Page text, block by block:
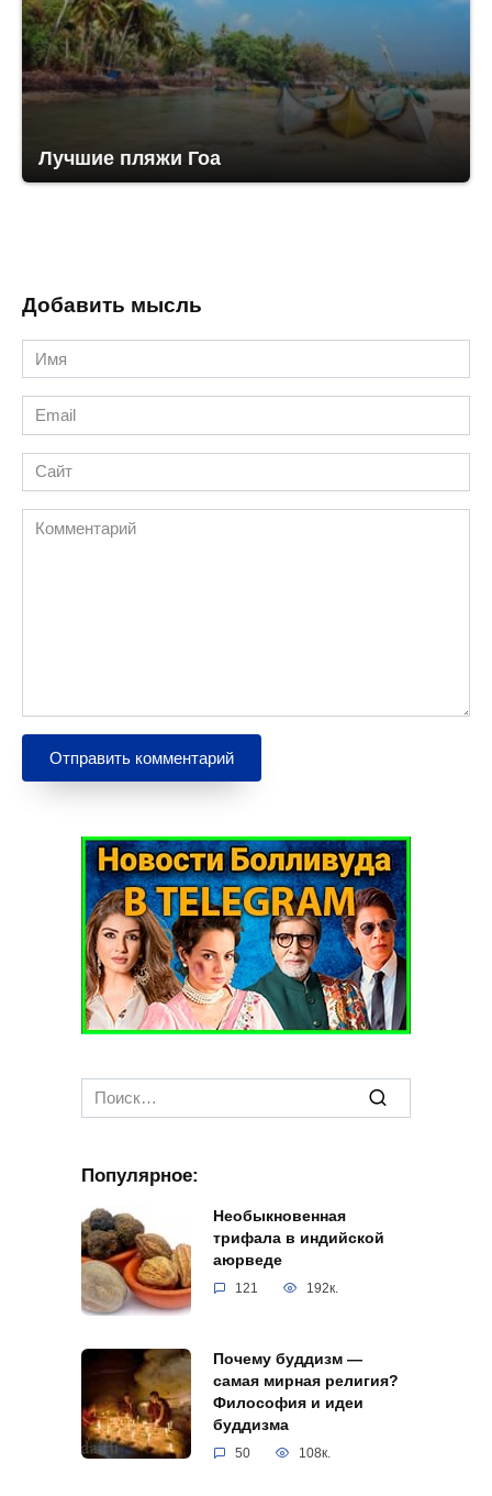
Лучшие пляжи Гоа
Добавить мысль
Имя
*
Email
*
Сайт
Комментарий
Search
for:
Популярное:
Необыкновенная
трифала в индийской
аюрведе
121 192к.
Почему буддизм —
самая мирная религия?
Философия и идеи
буддизма
50 108к.